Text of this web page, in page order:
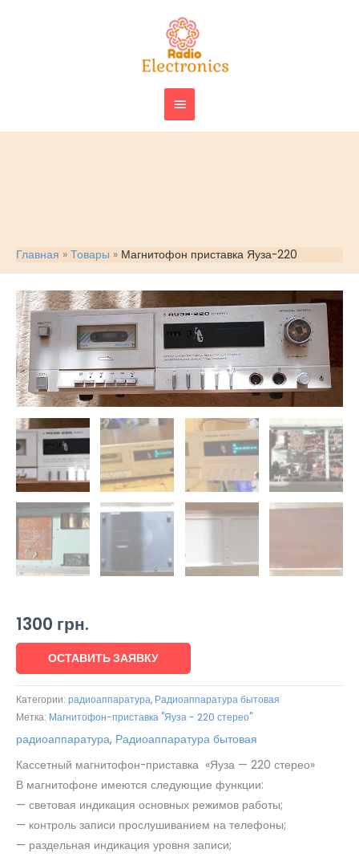
ГЛАВНОЕ
МЕНЮ
Главная Товары Магнитофон приставка Яуза-220
1300 грн.
ОСТАВИТЬ ЗАЯВКУ
Категории: радиоаппаратура, Радиоаппаратура бытовая
Метка: Магнитофон-приставка "Яуза - 220 стерео"
радиоаппаратура, Радиоаппаратура бытовая
Кассетный магнитофон-приставка «Яуза — 220 стерео»
В магнитофоне имеются следующие функции:
— световая индикация основных режимов работы;
— контроль записи прослушиванием на телефоны;
— раздельная индикация уровня записи;